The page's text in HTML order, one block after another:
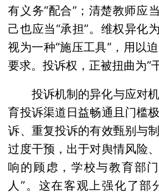
有义务“配合”；清楚教师应
己也应当“承担”。维权异化
视为一种“施压工具”，用以
要求。投诉权，正被扭曲为“
投诉机制的异化与应对
育投诉渠道日益畅通且门槛
诉、重复投诉的有效甄别与
过度干预，出于对舆情风险
响的顾虑，学校与教育部
人”。这在客观上强化了部